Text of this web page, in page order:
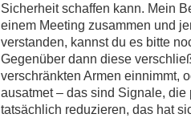
Sicherheit schaffen kann. Mein
einem Meeting zusammen und
verstanden, kannst du es bitte
Gegenüber dann diese
verschränkten Armen einnimmt,
ausatmet – das sind Signale,
tatsächlich reduzieren, das hat